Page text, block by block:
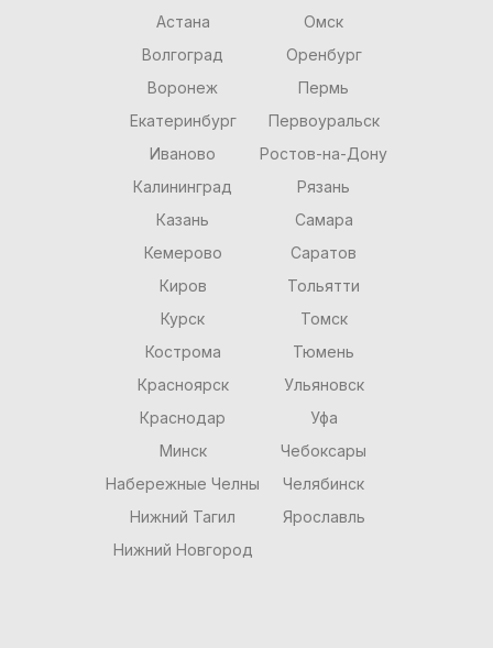
Астана
Волгоград
Воронеж
Екатеринбург
Иваново
Калининград
Казань
Кемерово
Киров
Курск
Кострома
Красноярск
Краснодар
Минск
Набережные Челны
Нижний Тагил
Нижний Новгород
Омск
Оренбург
Пермь
Первоуральск
Ростов-на-Дону
Рязань
Самара
Саратов
Тольятти
Томск
Тюмень
Ульяновск
Уфа
Чебоксары
Челябинск
Ярославль